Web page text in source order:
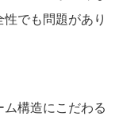
でも問題があり
構造にこだわる